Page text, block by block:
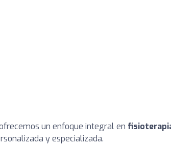
un enfoque integral en
y especializada.